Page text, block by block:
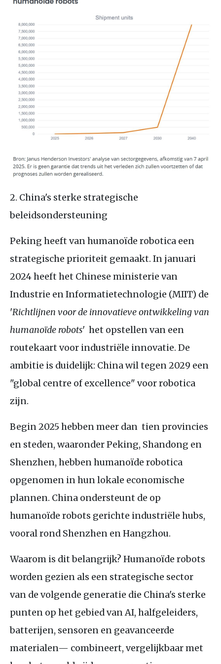
2. China's sterke strategische
beleidsondersteuning
Peking heeft van humanoïde robotica een
strategische prioriteit gemaakt. In januari
2024 heeft het Chinese ministerie van
Industrie en Informatietechnologie (MIIT) de
'Richtlijnen voor de innovatieve ontwikkeling van
humanoïde robots' het opstellen van een
routekaart voor industriële innovatie. De
ambitie is duidelijk: China wil tegen 2029 een
"global centre of excellence" voor robotica
zijn.
Begin 2025 hebben meer dan tien provincies
en steden, waaronder Peking, Shandong en
Shenzhen, hebben humanoïde robotica
opgenomen in hun lokale economische
plannen. China ondersteunt de op
humanoïde robots gerichte industriële hubs,
vooral rond Shenzhen en Hangzhou.
Waarom is dit belangrijk? Humanoïde robots
worden gezien als een strategische sector
van de volgende generatie die China's sterke
punten op het gebied van AI, halfgeleiders,
batterijen, sensoren en geavanceerde
materialen— combineert, vergelijkbaar met